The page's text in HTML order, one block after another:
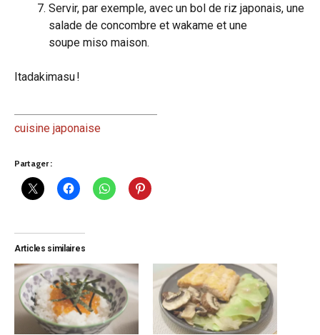
Servir, par exemple, avec un bol de riz japonais, une
salade de concombre et wakame et une
soupe miso maison.
Itadakimasu !
cuisine japonaise
Partager :
Articles similaires